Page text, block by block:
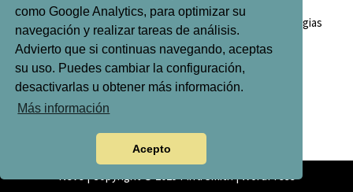
como Google Analytics, para optimizar su
navegación y realizar tareas de análisis.
Advierto que si continuas navegando, aceptas
su uso. Puedes cambiar la configuración,
desactivarlas u obtener más información.
Más información
Acepto
Quién soy Servicios editoriales
Antologias
Neve| Copyright © 2025 Pirra Smith |WordPress